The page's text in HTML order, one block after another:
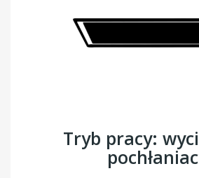
Tryb pracy: